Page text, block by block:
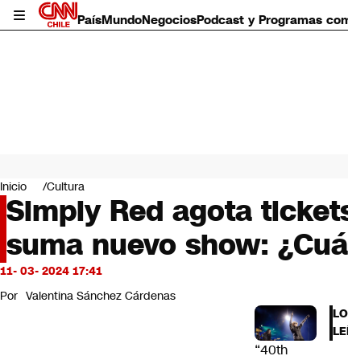
PaísMundoNegociosPodcast y Programas
Mundo
Negocios
Deportes
Programas completos
Cultura
Servicios
Bits
CNN Data
Inicio Cultura
Simply Red agota
suma nuevo show:
11- 03- 2024 17:41
Por Valentina Sánchez Cárdenas
“40th